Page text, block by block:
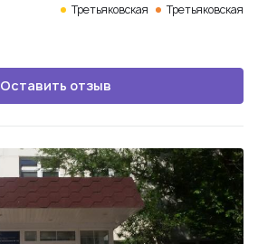
Третьяковская
Третьяковская
Оставить отзыв